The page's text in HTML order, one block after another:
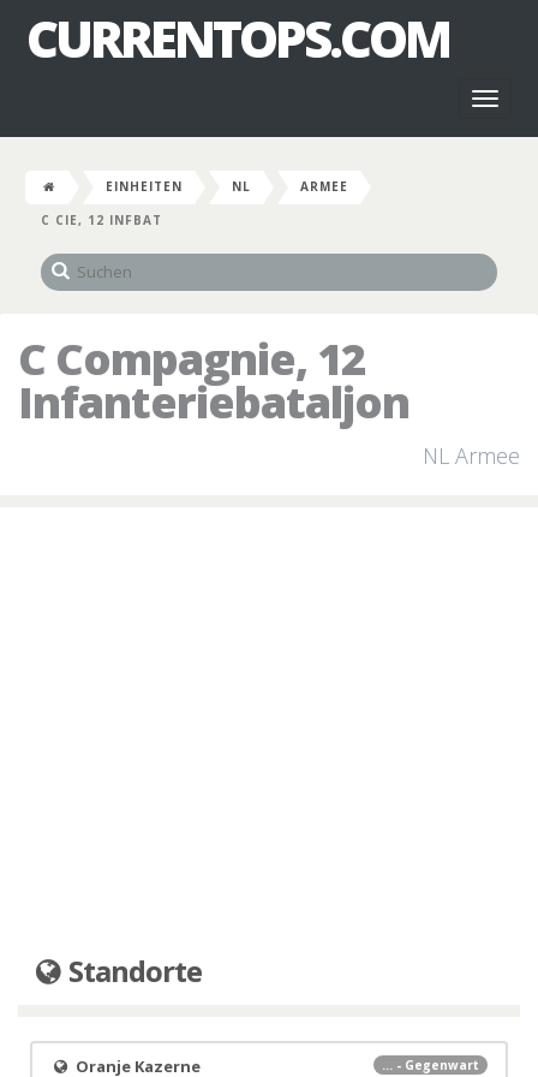
CURRENTOPS.COM
EINHEITEN NL
ARMEE
C CIE, 12 INFBAT
C Compagnie, 12
Infanteriebataljon
NL Armee
Standorte
... - Gegenwart
Oranje Kazerne